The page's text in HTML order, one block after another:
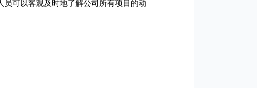
可以客观及时地了解公司所有项目的动